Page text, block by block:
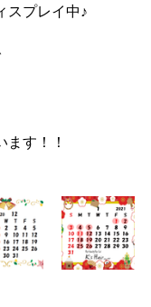
スプレイ中♪
ます！！